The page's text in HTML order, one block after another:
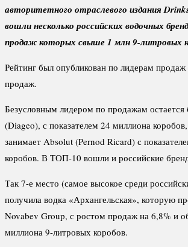
авторитетного отраслевого издания
вошли несколько российских водочных
продаж которых свыше 1 млн 9-литровых
Рейтинг был опубликован по лидерам
продаж.
Безусловным лидером по продажам
(Diageo), с показателем 24 миллиона
занимает Absolut (Pernod Ricard) с
коробов. В ТОП-10 вошли и российские
Так 7-е место (самое высокое среди
получила водка «Архангельская», которую
Novabev Group, с ростом продаж на 6,8% и
миллиона 9-литровых коробов.